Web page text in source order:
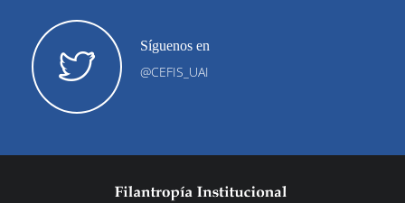
Síguenos en
@CEFIS_UAI